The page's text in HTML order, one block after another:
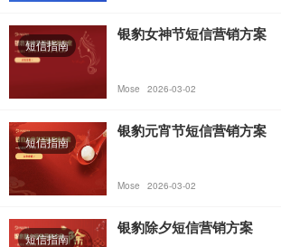
短信指南
银豹女神节短信营销方案
Mose 2026-03-02
短信指南
银豹元宵节短信营销方案
Mose 2026-03-02
短信指南
银豹除夕短信营销方案